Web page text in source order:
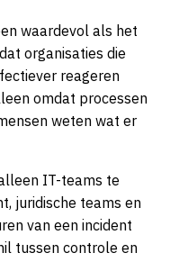
waardevol als het
organisaties die
reageren
omdat processen
weten wat er
IT-teams te
juridische teams en
van een incident
tussen controle en